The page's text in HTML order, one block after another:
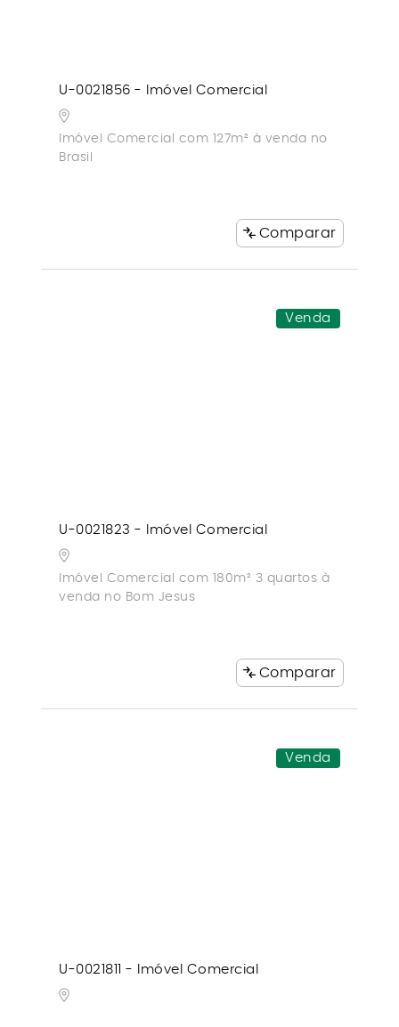
U-0021856 - Imóvel Comercial
Imóvel Comercial com 127m² à venda no
Brasil
Comparar
Venda
U-0021823 - Imóvel Comercial
Imóvel Comercial com 180m² 3 quartos à
venda no Bom Jesus
Comparar
Venda
U-0021811 - Imóvel Comercial